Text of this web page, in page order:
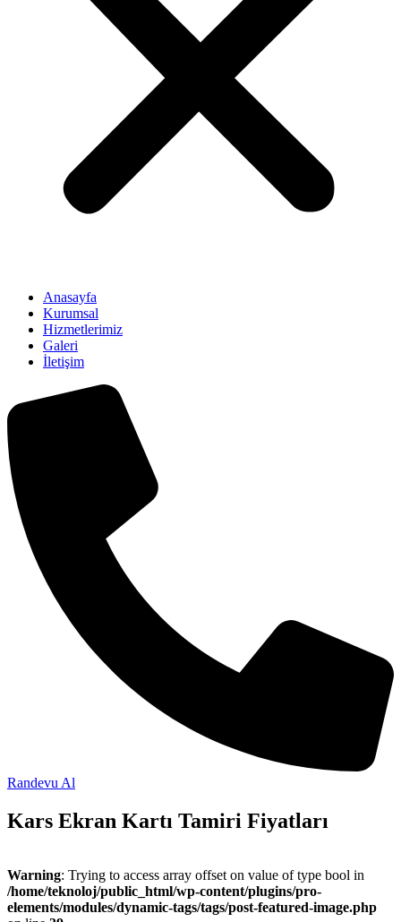
Anasayfa
Kurumsal
Hizmetlerimiz
Galeri
İletişim
Randevu Al
Kars Ekran Kartı Tamiri Fiyatları
Warning: Trying to access array offset on value of type bool in
/home/teknoloj/public_html/wp-content/plugins/pro-
elements/modules/dynamic-tags/tags/post-featured-image.php